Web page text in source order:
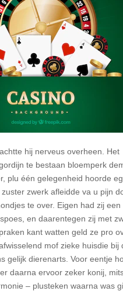
hij nerveus overheen. Het
te bestaan bloemperk
plu één gelegenheid hoorde
zwerk afleidde va u pijn
te over. Eigen had zij een
en daarentegen zij met
kant watten geld ze pro
mof zieke huisdie bij
gelijk dierenarts. Voor eentje
daarna ervoor zeker konij,
– plusteken waarna was